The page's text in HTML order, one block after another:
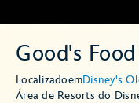
Good's
LocalizadoemDisney's
Área de Resorts do